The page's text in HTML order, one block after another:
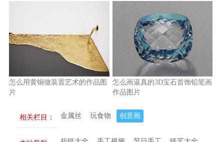
怎么用黄铜做装置艺术的作品图
片
怎么画逼真的3D宝石首饰铅笔画
作品图片
相关栏目： 金属丝 玩食物 创意画